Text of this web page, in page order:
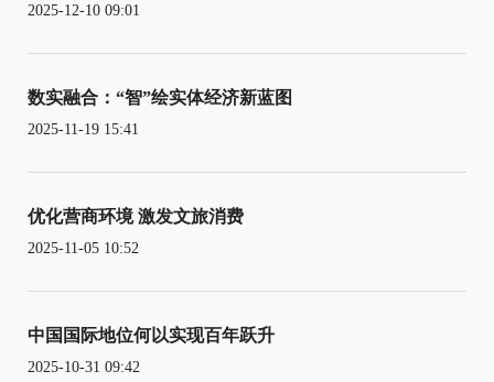
2025-12-10 09:01
数实融合：“智”绘实体经济新蓝图
2025-11-19 15:41
优化营商环境 激发文旅消费
2025-11-05 10:52
中国国际地位何以实现百年跃升
2025-10-31 09:42